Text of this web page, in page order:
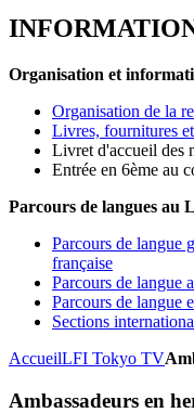
Organisation et
Organisation de la
Livres, fournitures
Livret d'accueil des
Entrée en 6ème au
Parcours de langues au
Parcours de langue
française
Parcours de langue
Parcours de langue
Sections
AccueilLFI Tokyo TV
Ambassadeurs en